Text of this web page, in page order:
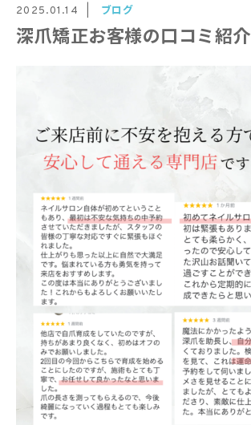
2025.01.14 ブログ
深爪矯正お客様の口コミ紹介